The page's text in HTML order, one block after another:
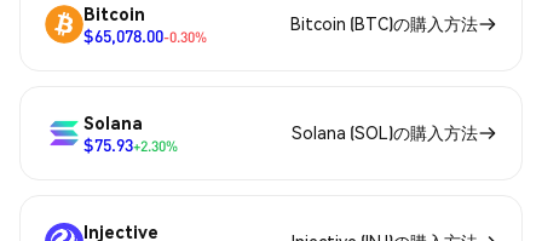
Bitcoin
$65,078.00-0.30%
Bitcoin (BTC)の購入方法
Solana
$75.93+2.30%
Solana (SOL)の購入方法
Injective